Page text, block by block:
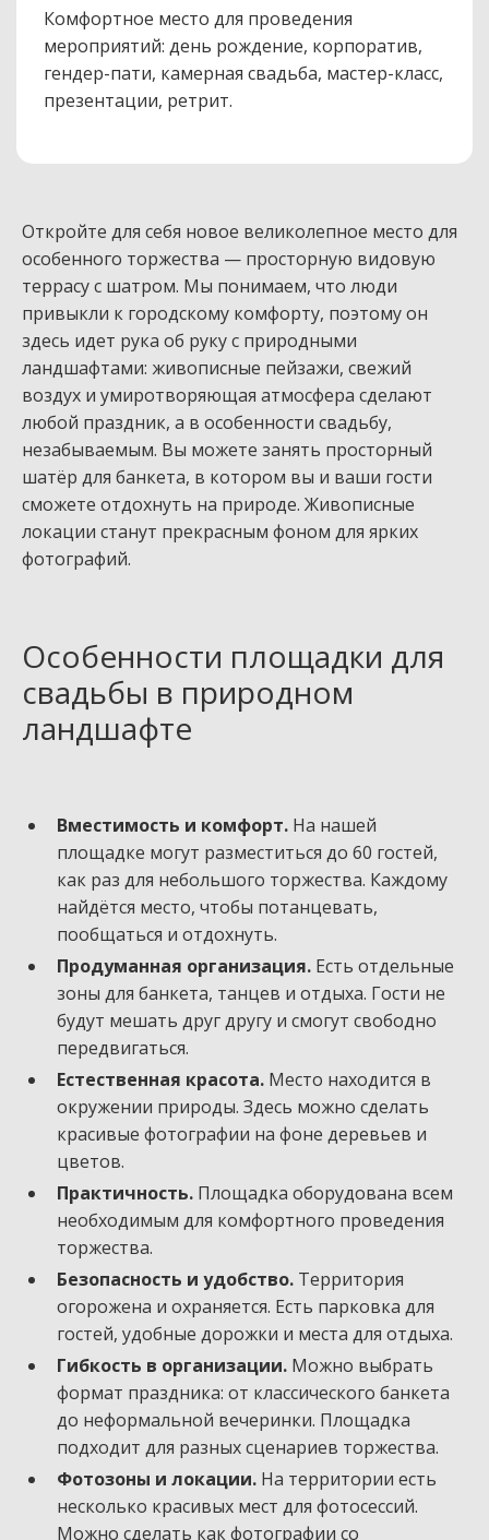
Комфортное место для проведения
мероприятий: день рождение, корпоратив,
гендер-пати, камерная свадьба, мастер-класс,
презентации, ретрит.
Откройте для себя новое великолепное место для
особенного торжества — просторную видовую
террасу с шатром. Мы понимаем, что люди
привыкли к городскому комфорту, поэтому он
здесь идет рука об руку с природными
ландшафтами: живописные пейзажи, свежий
воздух и умиротворяющая атмосфера сделают
любой праздник, а в особенности свадьбу,
незабываемым. Вы можете занять просторный
шатёр для банкета, в котором вы и ваши гости
сможете отдохнуть на природе. Живописные
локации станут прекрасным фоном для ярких
фотографий.
Особенности площадки для
свадьбы в природном
ландшафте
Вместимость и комфорт. На нашей
площадке могут разместиться до 60 гостей,
как раз для небольшого торжества. Каждому
найдётся место, чтобы потанцевать,
пообщаться и отдохнуть.
Продуманная организация. Есть отдельные
зоны для банкета, танцев и отдыха. Гости не
будут мешать друг другу и смогут свободно
передвигаться.
Естественная красота. Место находится в
окружении природы. Здесь можно сделать
красивые фотографии на фоне деревьев и
цветов.
Практичность. Площадка оборудована всем
необходимым для комфортного проведения
торжества.
Безопасность и удобство. Территория
огорожена и охраняется. Есть парковка для
гостей, удобные дорожки и места для отдыха.
Гибкость в организации. Можно выбрать
формат праздника: от классического банкета
до неформальной вечеринки. Площадка
подходит для разных сценариев торжества.
Фотозоны и локации. На территории есть
несколько красивых мест для фотосессий.
Можно сделать как фотографии со